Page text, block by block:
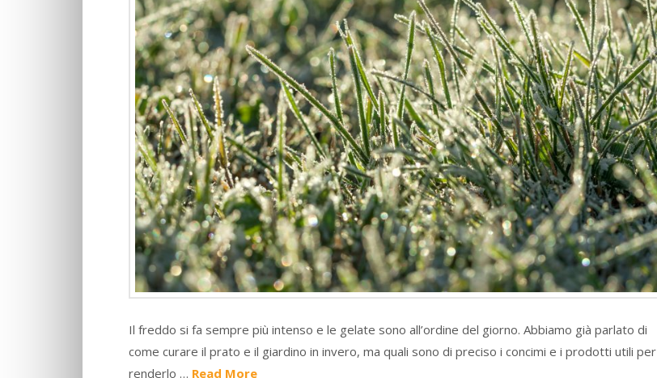
Il freddo si fa sempre più intenso e le gelate sono all’ordine del giorno. Abbiamo già parlato di
come curare il prato e il giardino in invero, ma quali sono di preciso i concimi e i prodotti utili per
renderlo … Read More